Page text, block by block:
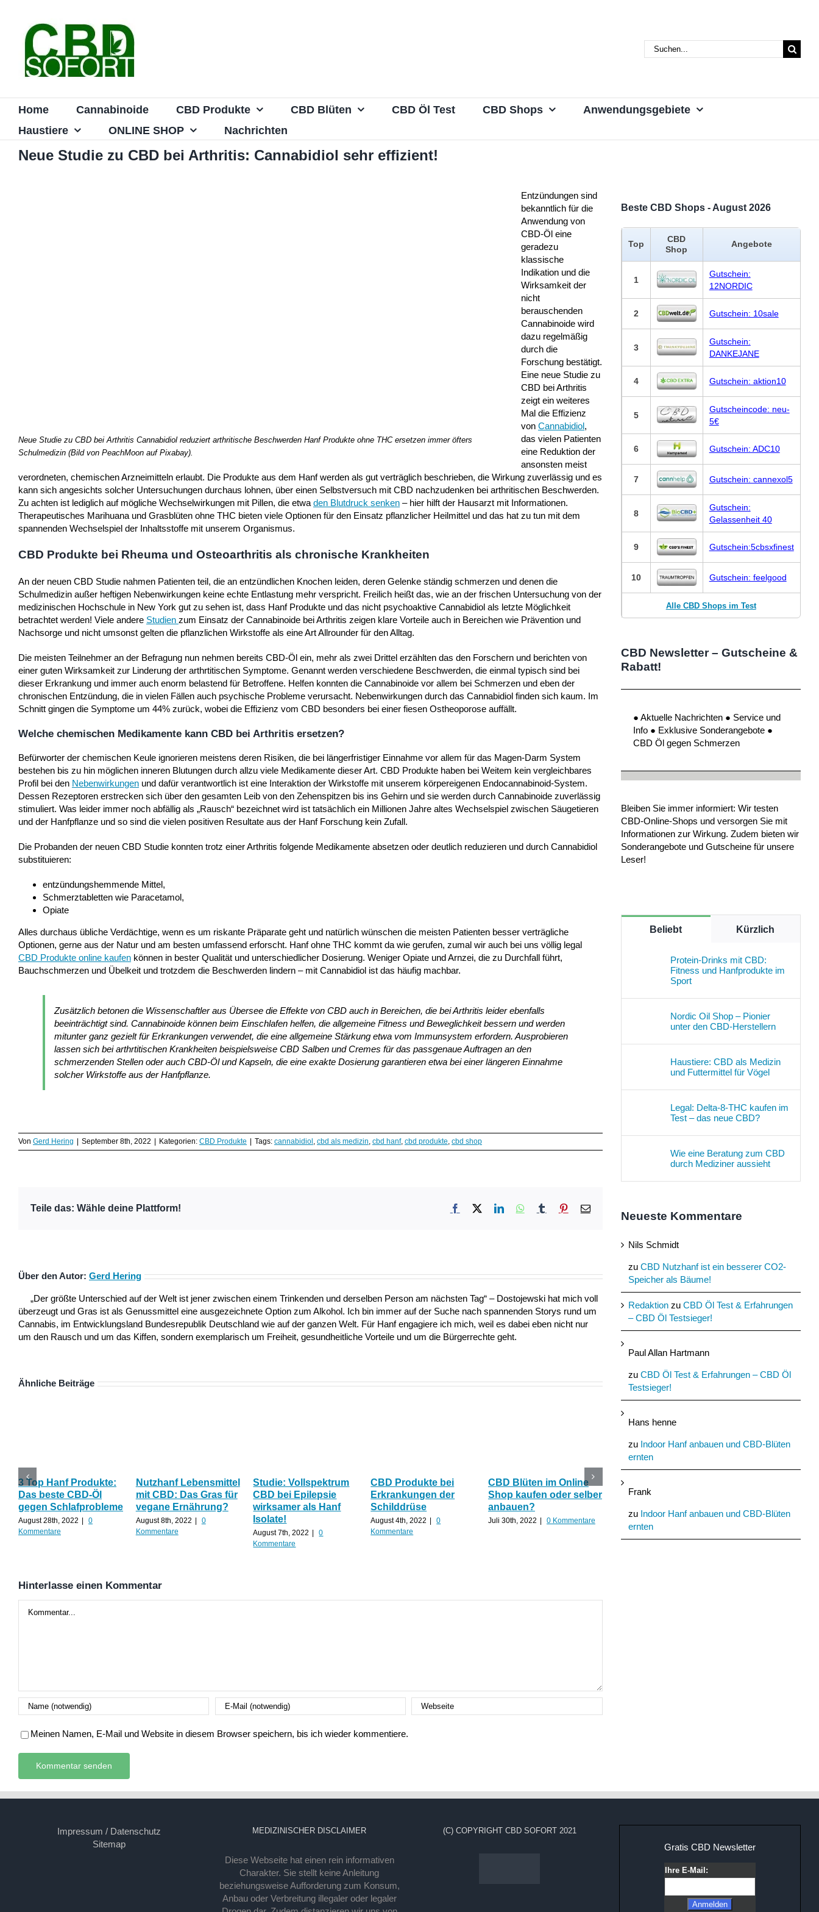
springen
Suche
nach:
Home Cannabinoide CBD Produkte CBD Blüten CBD Öl Test CBD Shops
Anwendungsgebiete
Haustiere
ONLINE SHOP Nachrichten
Neue Studie zu CBD bei Arthritis: Cannabidiol sehr effizient!
Neue Studie zu CBD bei Arthritis Cannabidiol reduziert arthritische Beschwerden Hanf Produkte ohne THC ersetzen immer öfters
Schulmedizin (Bild von PeachMoon auf Pixabay).
Entzündungen sind
bekanntlich für die
Anwendung von
CBD-Öl eine
geradezu
klassische
Indikation und die
Wirksamkeit der
nicht
berauschenden
Cannabinoide wird
dazu regelmäßig
durch die
Forschung bestätigt.
Eine neue Studie zu
CBD bei Arthritis
zeigt ein weiteres
Mal die Effizienz
von Cannabidiol,
das vielen Patienten
eine Reduktion der
ansonsten meist
verordneten, chemischen Arzneimitteln erlaubt. Die Produkte aus dem Hanf werden als gut verträglich beschrieben, die Wirkung zuverlässig und es
kann sich angesichts solcher Untersuchungen durchaus lohnen, über einen Selbstversuch mit CBD nachzudenken bei arthritischen Beschwerden.
Zu achten ist lediglich auf mögliche Wechselwirkungen mit Pillen, die etwa den Blutdruck senken– hier hilft der Hausarzt mit Informationen.
Therapeutisches Marihuana und Grasblüten ohne THC bieten viele Optionen für den Einsatz pflanzlicher Heilmittel und das hat zu tun mit dem
spannenden Wechselspiel der Inhaltsstoffe mit unserem Organismus.
CBD Produkte bei Rheuma und Osteoarthritis als chronische Krankheiten
An der neuen CBD Studie nahmen Patienten teil, die an entzündlichen Knochen leiden, deren Gelenke ständig schmerzen und denen die
Schulmedizin außer heftigen Nebenwirkungen keine echte Entlastung mehr verspricht. Freilich heißt das, wie an der frischen Untersuchung von der
medizinischen Hochschule in New York gut zu sehen ist, dass Hanf Produkte und das nicht psychoaktive Cannabidiol als letzte Möglichkeit
betrachtet werden! Viele andere Studien zum Einsatz der Cannabinoide bei Arthritis zeigen klare Vorteile auch in Bereichen wie Prävention und
Nachsorge und nicht umsonst gelten die pflanzlichen Wirkstoffe als eine Art Allrounder für den Alltag.
Die meisten Teilnehmer an der Befragung nun nehmen bereits CBD-Öl ein, mehr als zwei Drittel erzählten das den Forschern und berichten von
einer guten Wirksamkeit zur Linderung der arthrtitischen Symptome. Genannt werden verschiedene Beschwerden, die einmal typisch sind bei
dieser Erkrankung und immer auch enorm belastend für Betroffene. Helfen konnten die Cannabinoide vor allem bei Schmerzen und eben der
chronischen Entzündung, die in vielen Fällen auch psychische Probleme verursacht. Nebenwirkungen durch das Cannabidiol finden sich kaum. Im
Schnitt gingen die Symptome um 44% zurück, wobei die Effizienz vom CBD besonders bei einer fiesen Ostheoporose auffällt.
Welche chemischen Medikamente kann CBD bei Arthritis ersetzen?
Befürworter der chemischen Keule ignorieren meistens deren Risiken, die bei längerfristiger Einnahme vor allem für das Magen-Darm System
bestehen bis zu hin möglichen inneren Blutungen durch allzu viele Medikamente dieser Art. CBD Produkte haben bei Weitem kein vergleichbares
Profil bei den Nebenwirkungenund dafür verantwortlich ist eine Interaktion der Wirkstoffe mit unserem körpereigenen Endocannabinoid-System.
Dessen Rezeptoren erstrecken sich über den gesamten Leib von den Zehenspitzen bis ins Gehirn und sie werden durch Cannabinoide zuverlässig
stimuliert. Was leider immer noch abfällig als „Rausch“ bezeichnet wird ist tatsächlich ein Millionen Jahre altes Wechselspiel zwischen Säugetieren
und der Hanfpflanze und so sind die vielen positiven Resultate aus der Hanf Forschung kein Zufall.
Die Probanden der neuen CBD Studie konnten trotz einer Arthritis folgende Medikamente absetzen oder deutlich reduzieren und durch Cannabidiol
substituieren:
entzündungshemmende Mittel,
Schmerztabletten wie Paracetamol,
Opiate
Alles durchaus übliche Verdächtige, wenn es um riskante Präparate geht und natürlich wünschen die meisten Patienten besser verträgliche
Optionen, gerne aus der Natur und am besten umfassend erforscht. Hanf ohne THC kommt da wie gerufen, zumal wir auch bei uns völlig legal
CBD Produkte online kaufenkönnen in bester Qualität und unterschiedlicher Dosierung. Weniger Opiate und Arnzei, die zu Durchfall führt,
Bauchschmerzen und Übelkeit und trotzdem die Beschwerden lindern – mit Cannabidiol ist das häufig machbar.
Zusätzlich betonen die Wissenschaftler aus Übersee die Effekte von CBD auch in Bereichen, die bei Arthritis leider ebenfalls
beeinträchtigt sind. Cannabinoide können beim Einschlafen helfen, die allgemeine Fitness und Beweglichkeit bessern und werden
mitunter ganz gezielt für Erkrankungen verwendet, die eine allgemeine Stärkung etwa vom Immunsystem erfordern. Ausprobieren
lassen sich bei arthrtitischen Krankheiten beispielsweise CBD Salben und Cremes für das passgenaue Auftragen an den
schmerzenden Stellen oder auch CBD-Öl und Kapseln, die eine exakte Dosierung garantieren etwa bei einer längeren Einnahme
solcher Wirkstoffe aus der Hanfpflanze.
Von Gerd Hering | September 8th, 2022 | Kategorien: CBD Produkte | Tags: cannabidiol, cbd als medizin, cbd hanf, cbd produkte, cbd shop
Teile das: Wähle deine Plattform! Facebook
X LinkedInWhatsApp
TumblrPinterest
E-
Über den Autor: Gerd Hering
„Der größte Unterschied auf der Welt ist jener zwischen einem Trinkenden und derselben Person am nächsten Tag“ – Dostojewski hat mich voll
überzeugt und Gras ist als Genussmittel eine ausgezeichnete Option zum Alkohol. Ich bin immer auf der Suche nach spannenden Storys rund um
Cannabis, im Entwicklungsland Bundesrepublik Deutschland wie auf der ganzen Welt. Für Hanf engagiere ich mich, weil es dabei eben nicht nur
um den Rausch und um das Kiffen, sondern exemplarisch um Freiheit, gesundheitliche Vorteile und um die Bürgerrechte geht.
Ähnliche Beiträge
3 Top Hanf Produkte:
Das beste CBD-Öl
gegen Schlafprobleme
August 28th, 2022 |
0
Kommentare
Nutzhanf Lebensmittel
mit CBD: Das Gras für
vegane Ernährung?
August 8th, 2022 |
0
Kommentare
Studie: Vollspektrum
CBD bei Epilepsie
wirksamer als Hanf
Isolate!
August 7th, 2022 |
0
Kommentare
CBD Produkte bei
Erkrankungen der
Schilddrüse
August 4th, 2022 |
0
Kommentare
CBD Blüten im Online
Shop kaufen oder selber
anbauen?
Juli 30th, 2022 | 0 Kommentare
Die 5 besten CBD
Produkte mit Hanf für
Hinterlasse einen Kommentar
Meinen Namen, E-Mail und Website in diesem Browser speichern, bis ich wieder kommentiere.
Beste CBD Shops - August 2026
Top
CBD
Shop
Angebote
1
Gutschein:
12NORDIC
2 Gutschein: 10sale
3
Gutschein:
DANKEJANE
4 Gutschein: aktion10
5
Gutscheincode: neu-
5€
6 Gutschein: ADC10
7 Gutschein: cannexol5
8
Gutschein:
Gelassenheit 40
9 Gutschein:5cbsxfinest
10 Gutschein: feelgood
Alle CBD Shops im Test
CBD Newsletter – Gutscheine &
Rabatt!
● Aktuelle Nachrichten ● Service und
Info ● Exklusive Sonderangebote ●
CBD Öl gegen Schmerzen
Bleiben Sie immer informiert: Wir testen
CBD-Online-Shops und versorgen Sie mit
Informationen zur Wirkung. Zudem bieten wir
Sonderangebote und Gutscheine für unsere
Leser!
Beliebt Kürzlich
Protein-Drinks mit CBD:
Fitness und Hanfprodukte im
Sport
Nordic Oil Shop – Pionier
unter den CBD-Herstellern
Haustiere: CBD als Medizin
und Futtermittel für Vögel
Legal: Delta-8-THC kaufen im
Test – das neue CBD?
Wie eine Beratung zum CBD
durch Mediziner aussieht
Neueste Kommentare
Nils Schmidt
zu CBD Nutzhanf ist ein besserer CO2-
Speicher als Bäume!
Redaktion zu CBD Öl Test & Erfahrungen
– CBD Öl Testsieger!
Paul Allan Hartmann
zu CBD Öl Test & Erfahrungen – CBD Öl
Testsieger!
Hans henne
zu Indoor Hanf anbauen und CBD-Blüten
ernten
Frank
zu Indoor Hanf anbauen und CBD-Blüten
ernten
Impressum / Datenschutz
Sitemap
MEDIZINISCHER DISCLAIMER
Diese Webseite hat einen rein informativen
Charakter. Sie stellt keine Anleitung
beziehungsweise Aufforderung zum Konsum,
Anbau oder Verbreitung illegaler oder legaler
(C) COPYRIGHT CBD SOFORT 2021
Gratis CBD Newsletter
Ihre E-Mail: